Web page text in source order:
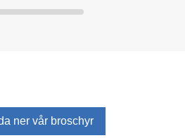
ner vår broschyr